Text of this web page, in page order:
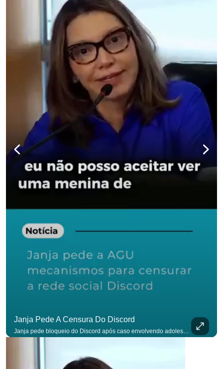
Janja Pede A Censura Do Discord